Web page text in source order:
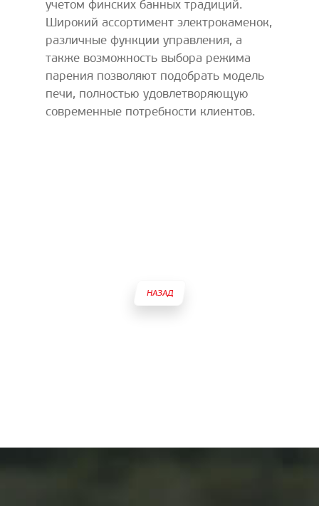
учетом финских банных традиций.
Широкий ассортимент электрокаменок,
различные функции управления, а
также возможность выбора режима
парения позволяют подобрать модель
печи, полностью удовлетворяющую
современные потребности клиентов.
НАЗАД